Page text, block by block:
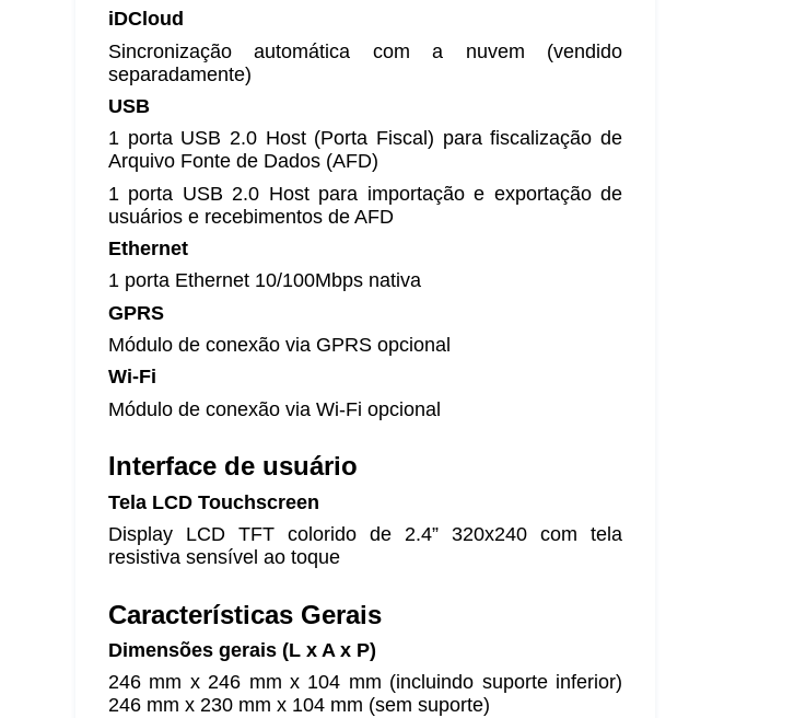
iDCloud
Sincronização automática com a nuvem (vendido
separadamente)
USB
1 porta USB 2.0 Host (Porta Fiscal) para fiscalização de
Arquivo Fonte de Dados (AFD)
1 porta USB 2.0 Host para importação e exportação de
usuários e recebimentos de AFD
Ethernet
1 porta Ethernet 10/100Mbps nativa
GPRS
Módulo de conexão via GPRS opcional
Wi-Fi
Módulo de conexão via Wi-Fi opcional
Interface de usuário
Tela LCD Touchscreen
Display LCD TFT colorido de 2.4” 320x240 com tela
resistiva sensível ao toque
Características Gerais
Dimensões gerais (L x A x P)
246 mm x 246 mm x 104 mm (incluindo suporte inferior)
246 mm x 230 mm x 104 mm (sem suporte)